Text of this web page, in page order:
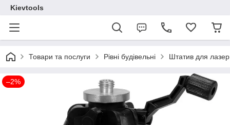
Kievtools
Товари та послуги Рівні будівельні Штатив для
–2%